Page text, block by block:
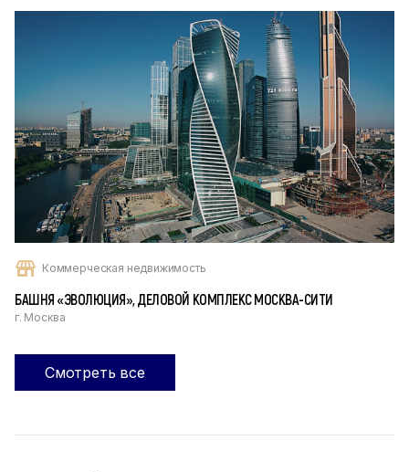
Коммерческая недвижимость
БАШНЯ «ЭВОЛЮЦИЯ», ДЕЛОВОЙ КОМПЛЕКС МОСКВА-СИТИ
г. Москва
Смотреть все